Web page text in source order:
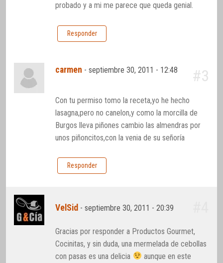
probado y a mi me parece que queda genial.
Responder
carmen -septiembre 30, 2011 - 12:48 #3
Con tu permiso tomo la receta,yo he hecho
lasagna,pero no canelon,y como la morcilla de
Burgos lleva piñones cambio las almendras por
unos piñoncitos,con la venia de su señoría
Responder
VelSid -septiembre 30, 2011 - 20:39
Gracias por responder a Productos Gourmet,
Cocinitas, y sin duda, una mermelada de cebollas
con pasas es una delicia
aunque en este